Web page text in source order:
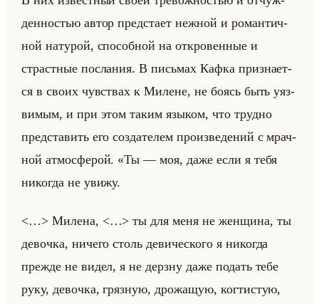
ден­но­стью автор пред­ста­ет неж­ной и ро­ман­тич­
ной на­ту­рой, спо­соб­ной на от­кро­вен­ные и
страст­ные по­сла­ния. В письмах Кафка при­зна­ет­
ся в своих чув­ствах к Ми­лене, не боясь быть уяз­
ви­мым, и при этом таким язы­ком, что труд­но
пред­ста­вить его со­зда­те­лем про­из­ве­де­ний с мрач­
ной ат­мо­сфе­рой. «Ты — моя, даже если я тебя
никогда не увижу.
<…> Милена, <…> ты для меня не женщина, ты
девочка, ничего столь девического я никогда
прежде не видел, я не дерзну даже подать тебе
руку, девочка, грязную, дрожащую, когтистую,